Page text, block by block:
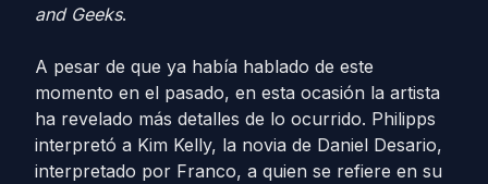
and Geeks.
A pesar de que ya había hablado de este
momento en el pasado, en esta ocasión la artista
ha revelado más detalles de lo ocurrido. Philipps
interpretó a Kim Kelly, la novia de Daniel Desario,
interpretado por Franco, a quien se refiere en su